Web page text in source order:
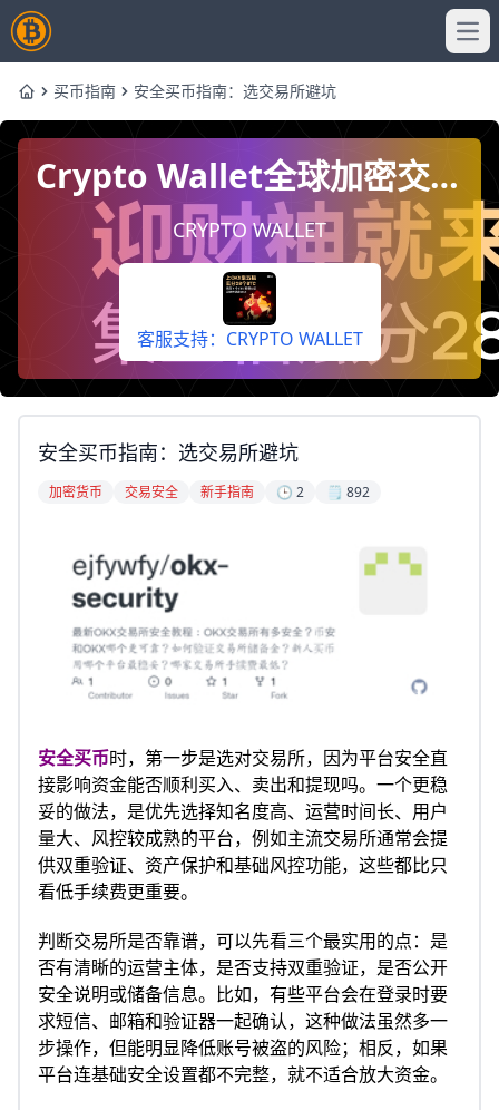
Home买币指南 安全买币指南：选交易所避坑
Crypto Wallet全球加密交易
平台，下载App即享奖励。
CRYPTO WALLET
客服支持：CRYPTO WALLET
安全买币指南：选交易所避坑
加密货币 交易安全 新手指南 🕒 2 🗒️ 892
安全买币时，第一步是选对交易所，因为平台安全直
接影响资金能否顺利买入、卖出和提现吗。一个更稳
妥的做法，是优先选择知名度高、运营时间长、用户
量大、风控较成熟的平台，例如主流交易所通常会提
供双重验证、资产保护和基础风控功能，这些都比只
看低手续费更重要。
判断交易所是否靠谱，可以先看三个最实用的点：是
否有清晰的运营主体，是否支持双重验证，是否公开
安全说明或储备信息。比如，有些平台会在登录时要
求短信、邮箱和验证器一起确认，这种做法虽然多一
步操作，但能明显降低账号被盗的风险；相反，如果
平台连基础安全设置都不完整，就不适合放大资金。